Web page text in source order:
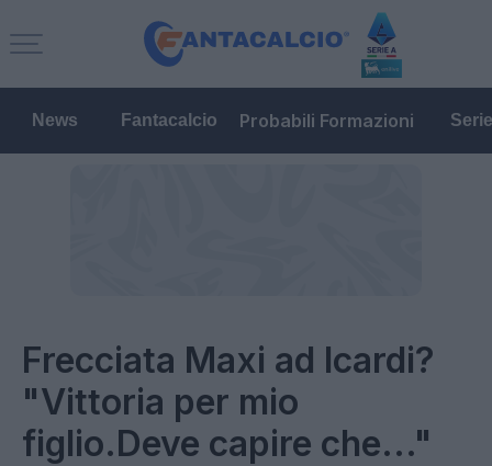
News Fantacalcio Probabili Formazioni
Frecciata Maxi ad Icardi?
"Vittoria per mio
figlio.Deve capire che..."